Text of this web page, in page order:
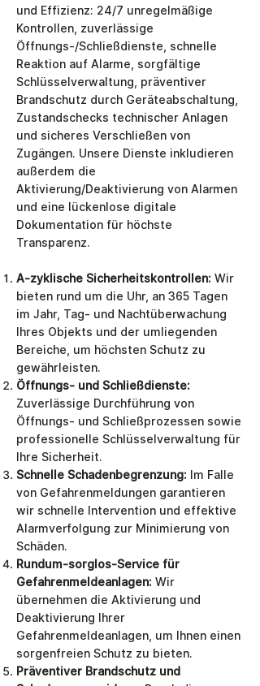
und Effizienz: 24/7 unregelmäßige
Kontrollen, zuverlässige
Öffnungs-/Schließdienste, schnelle
Reaktion auf Alarme, sorgfältige
Schlüsselverwaltung, präventiver
Brandschutz durch Geräteabschaltung,
Zustandschecks technischer Anlagen
und sicheres Verschließen von
Zugängen. Unsere Dienste inkludieren
außerdem die
Aktivierung/Deaktivierung von Alarmen
und eine lückenlose digitale
Dokumentation für höchste
Transparenz.
A-zyklische Sicherheitskontrollen: Wir
bieten rund um die Uhr, an 365 Tagen
im Jahr, Tag- und Nachtüberwachung
Ihres Objekts und der umliegenden
Bereiche, um höchsten Schutz zu
gewährleisten.
Öffnungs- und Schließdienste:
Zuverlässige Durchführung von
Öffnungs- und Schließprozessen sowie
professionelle Schlüsselverwaltung für
Ihre Sicherheit.
Schnelle Schadenbegrenzung: Im Falle
von Gefahrenmeldungen garantieren
wir schnelle Intervention und effektive
Alarmverfolgung zur Minimierung von
Schäden.
Rundum-sorglos-Service für
Gefahrenmeldeanlagen: Wir
übernehmen die Aktivierung und
Deaktivierung Ihrer
Gefahrenmeldeanlagen, um Ihnen einen
sorgenfreien Schutz zu bieten.
Präventiver Brandschutz und